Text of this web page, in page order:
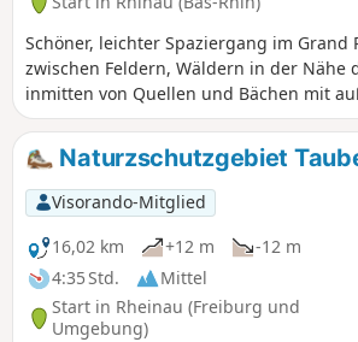
Schöner, leichter Spaziergang im Grand
zwischen Feldern, Wäldern in der Nähe
inmitten von Quellen und Bächen mit
klarem Wasser und Bunkeranlagen. Für
Naturzschutzgebiet
Visorando-Mitglied
16,02 km
+12 m
-12 m
4:35 Std.
Mittel
Start in Rheinau (Freiburg und
Umgebung)